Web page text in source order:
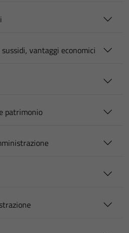
vantaggi economici
patrimonio